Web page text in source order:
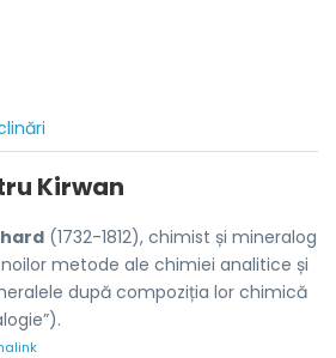
Kirwan
(1732-1812), chimist și mineralog
metode ale chimiei analitice și
după compoziția lor chimică